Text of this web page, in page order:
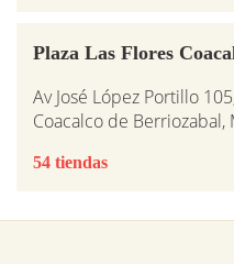
Plaza Las Flores
Av José López Portillo
Coacalco de Berriozabal,
54 tiendas